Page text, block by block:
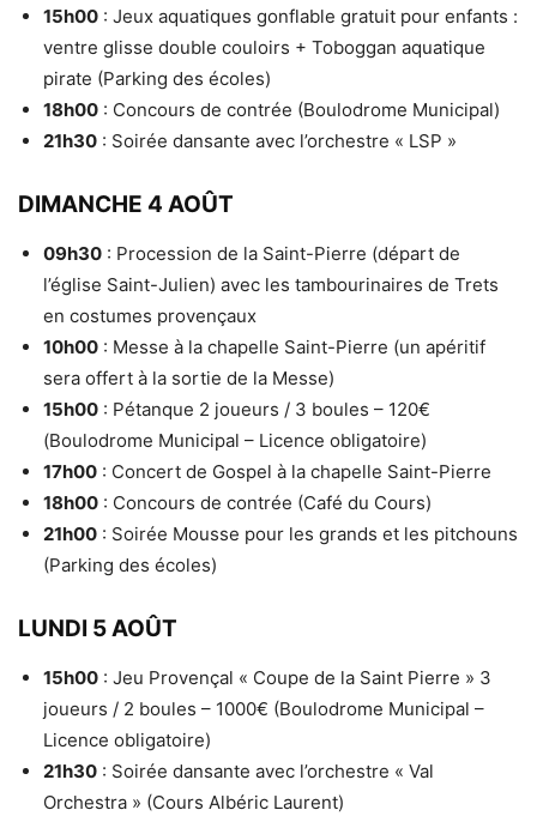
15h00 : Jeux aquatiques gonflable gratuit pour enfants :
ventre glisse double couloirs + Toboggan aquatique
pirate (Parking des écoles)
18h00 : Concours de contrée (Boulodrome Municipal)
21h30 : Soirée dansante avec l’orchestre « LSP »
DIMANCHE 4 AOÛT
09h30 : Procession de la Saint-Pierre (départ de
l’église Saint-Julien) avec les tambourinaires de Trets
en costumes provençaux
10h00 : Messe à la chapelle Saint-Pierre (un apéritif
sera offert à la sortie de la Messe)
15h00 : Pétanque 2 joueurs / 3 boules – 120€
(Boulodrome Municipal – Licence obligatoire)
17h00 : Concert de Gospel à la chapelle Saint-Pierre
18h00 : Concours de contrée (Café du Cours)
21h00 : Soirée Mousse pour les grands et les pitchouns
(Parking des écoles)
LUNDI 5 AOÛT
15h00 : Jeu Provençal « Coupe de la Saint Pierre » 3
joueurs / 2 boules – 1000€ (Boulodrome Municipal –
Licence obligatoire)
21h30 : Soirée dansante avec l’orchestre « Val
Orchestra » (Cours Albéric Laurent)